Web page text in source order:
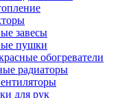
завесы
пушки
обогреватели
радиаторы
для рук